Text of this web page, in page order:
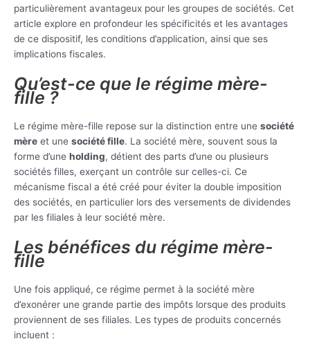
particulièrement avantageux pour les groupes de sociétés. Cet
article explore en profondeur les spécificités et les avantages
de ce dispositif, les conditions d’application, ainsi que ses
implications fiscales.
Qu’est-ce que le régime mère-
fille ?
Le régime mère-fille repose sur la distinction entre une société
mère et une société fille. La société mère, souvent sous la
forme d’une holding, détient des parts d’une ou plusieurs
sociétés filles, exerçant un contrôle sur celles-ci. Ce
mécanisme fiscal a été créé pour éviter la double imposition
des sociétés, en particulier lors des versements de dividendes
par les filiales à leur société mère.
Les bénéfices du régime mère-
fille
Une fois appliqué, ce régime permet à la société mère
d’exonérer une grande partie des impôts lorsque des produits
proviennent de ses filiales. Les types de produits concernés
incluent :